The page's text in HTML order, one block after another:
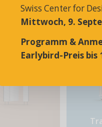
Swiss Center for
Mittwoch, 9.
Programm &
Earlybird-Preis bis